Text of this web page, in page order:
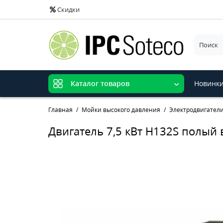
Скидки
Каталог товаров
Главная Мойки высокого давления
Двигатель 7,5 кВт H132S